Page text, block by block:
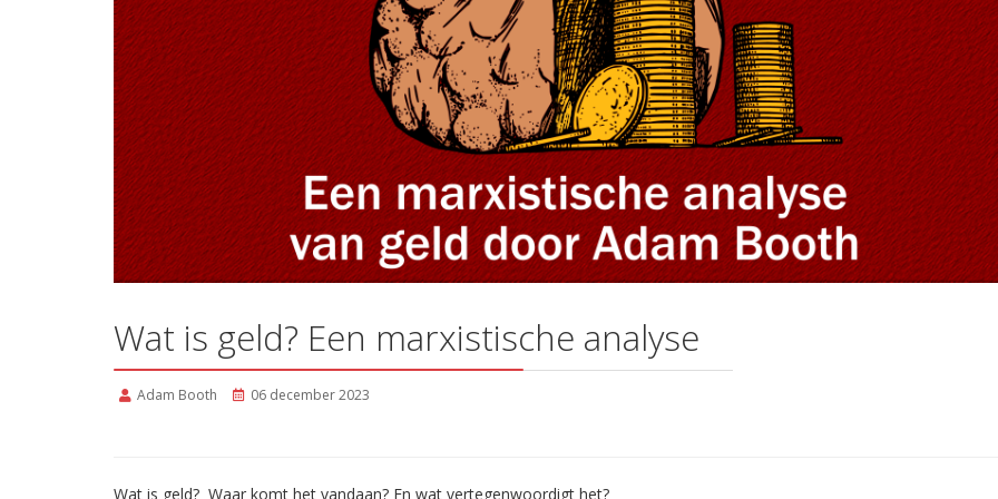
Wat is geld? Een marxistische analyse
Adam Booth 06 december 2023
Wat is geld? Waar komt het vandaan? En wat vertegenwoordigt het?